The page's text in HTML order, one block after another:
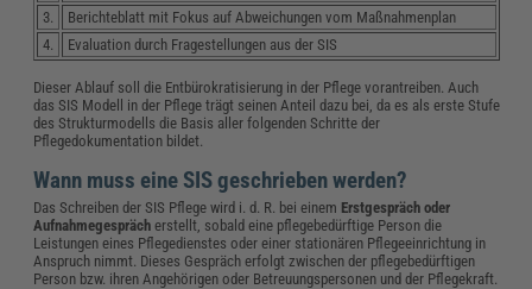
3.
Berichteblatt mit Fokus auf Abweichungen vom Maßnahmenplan
4.
Evaluation durch Fragestellungen aus der SIS
Dieser Ablauf soll die Entbürokratisierung in der Pflege vorantreiben. Auch
das SIS Modell in der Pflege trägt seinen Anteil dazu bei, da es als erste Stufe
des Strukturmodells die Basis aller folgenden Schritte der
Pflegedokumentation bildet.
Wann muss eine SIS geschrieben werden?
Das Schreiben der SIS Pflege wird i. d. R. bei einem Erstgespräch oder
Aufnahmegesprächerstellt, sobald eine pflegebedürftige Person die
Leistungen eines Pflegedienstes oder einer stationären Pflegeeinrichtung in
Anspruch nimmt. Dieses Gespräch erfolgt zwischen der pflegebedürftigen
Person bzw. ihren Angehörigen oder Betreuungspersonen und der Pflegekraft.